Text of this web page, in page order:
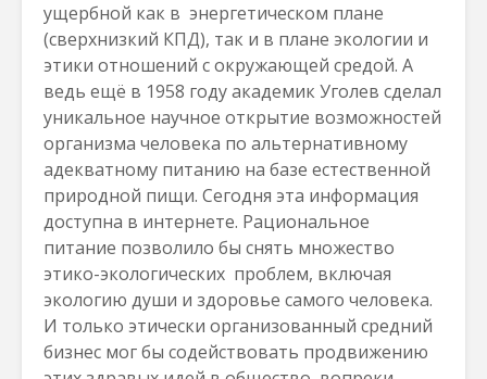
ущербной как в энергетическом плане
(сверхнизкий КПД), так и в плане экологии и
этики отношений с окружающей средой. А
ведь ещё в 1958 году академик Уголев сделал
уникальное научное открытие возможностей
организма человека по альтернативному
адекватному питанию на базе естественной
природной пищи. Сегодня эта информация
доступна в интернете. Рациональное
питание позволило бы снять множество
этико-экологических проблем, включая
экологию души и здоровье самого человека.
И только этически организованный средний
бизнес мог бы содействовать продвижению